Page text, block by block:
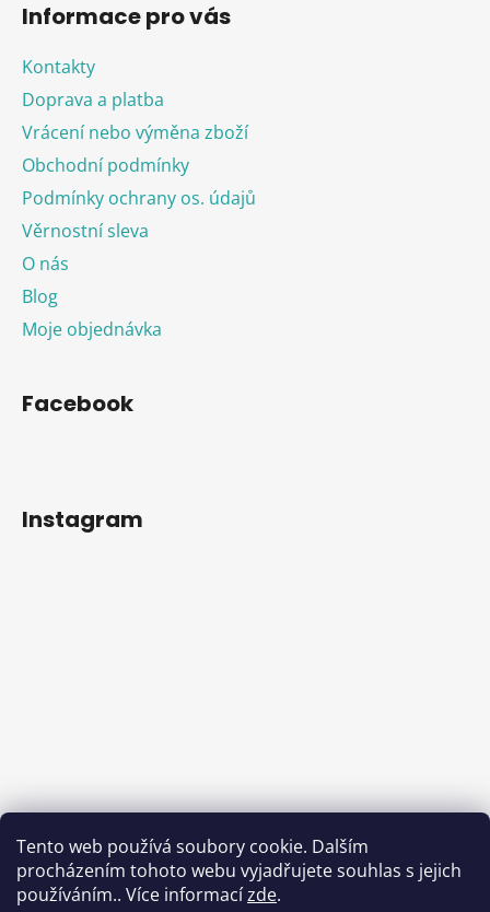
Tento web používá soubory cookie. Dalším
procházením tohoto webu vyjadřujete souhlas s jejich
používáním.. Více informacízde.
Informace pro vás
Kontakty
Doprava a platba
Vrácení nebo výměna zboží
Obchodní podmínky
Podmínky ochrany os. údajů
Věrnostní sleva
O nás
Blog
Moje objednávka
Facebook
Instagram